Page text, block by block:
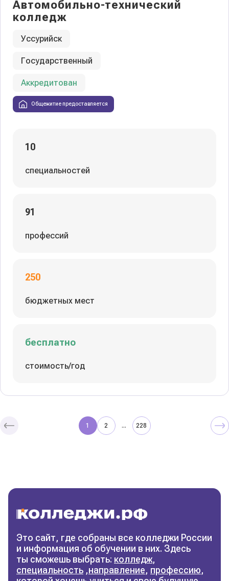
Автомобильно-технический
колледж
Уссурийск
Государственный
Аккредитован
Общежитие предоставляется
10
специальностей
91
профессий
250
бюджетных мест
бесплатно
стоимость/год
колледж
Фильтры
Сбросить фильтры
1 2 ... 228
Это сайт, где собраны все колледжи России
и информация об обучении в них. Здесь
ты сможешь выбрать: колледж,
специальность ,направление, профессию,